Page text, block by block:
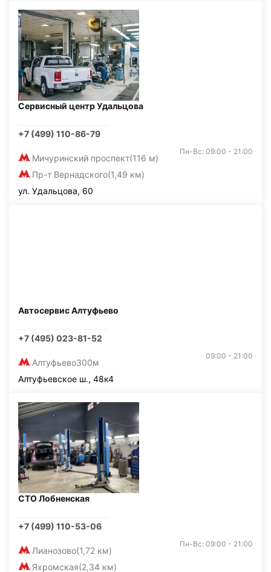
Сервисный центр Удальцова
+7 (499) 110-86-79
Мичуринский проспект(116 м)
Пр-т Вернадского(1,49 км)
Пн-Вс: 09:00 - 21:00
ул. Удальцова, 60
Автосервис Алтуфьево
+7 (495) 023-81-52
Алтуфьево300м
09:00 - 21:00
Алтуфьевское ш., 48к4
СТО Лобненская
+7 (499) 110-53-06
Лианозово(1,72 км)
Яхромская(2,34 км)
Пн-Вс: 09:00 - 21:00